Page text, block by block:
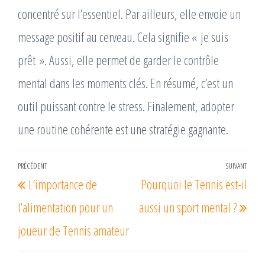
concentré sur l’essentiel. Par ailleurs, elle envoie un
message positif au cerveau. Cela signifie « je suis
prêt ». Aussi, elle permet de garder le contrôle
mental dans les moments clés. En résumé, c’est un
outil puissant contre le stress. Finalement, adopter
une routine cohérente est une stratégie gagnante.
Navigation
de
l’article
Article
précédent
PRÉCÉDENT
L’importance de
l’alimentation pour un
joueur de Tennis amateur
SUIVANT
Pourquoi le Tennis est-il
aussi un sport mental ?